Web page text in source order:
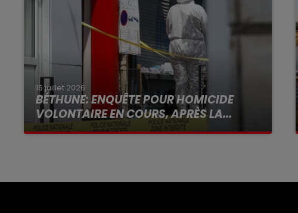
15 juillet 2026
BÉTHUNE: ENQUÊTE POUR HOMICIDE
VOLONTAIRE EN COURS, APRÈS LA...
Selon les premiers éléments, le logement